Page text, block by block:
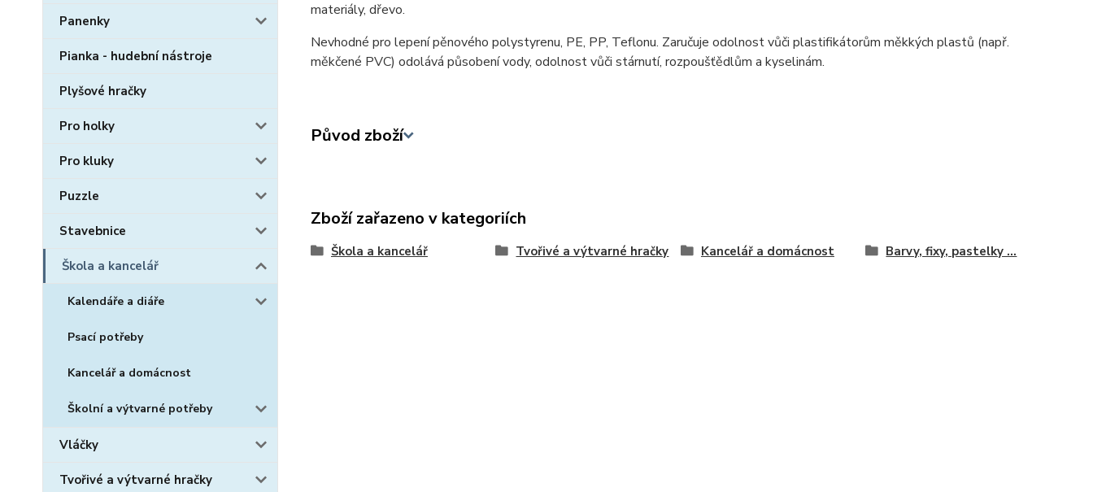
Panenky
Pianka - hudební nástroje
Plyšové hračky
Pro holky
Pro kluky
Puzzle
Stavebnice
Škola a kancelář
Kalendáře a diáře
Psací potřeby
Kancelář a domácnost
Školní a výtvarné potřeby
Vláčky
Tvořivé a výtvarné hračky
materiály, dřevo.
Nevhodné pro lepení pěnového polystyrenu, PE, PP, Teflonu. Zaručuje odolnost vůči plastifikátorům měkkých plastů (např.
měkčené PVC) odolává působení vody, odolnost vůči stárnutí, rozpoušťědlům a kyselinám.
Původ zboží
Zboží zařazeno v kategoriích
Škola a kancelář Tvořivé a výtvarné hračky Kancelář a domácnost Barvy, fixy, pastelky ...